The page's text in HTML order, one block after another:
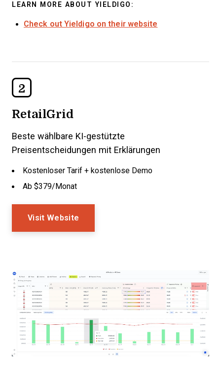
LEARN MORE ABOUT YIELDIGO:
Check out Yieldigo on their website
2
RetailGrid
Beste wählbare KI-gestützte
Preisentscheidungen mit Erklärungen
Kostenloser Tarif + kostenlose Demo
Ab $379/Monat
Visit Website